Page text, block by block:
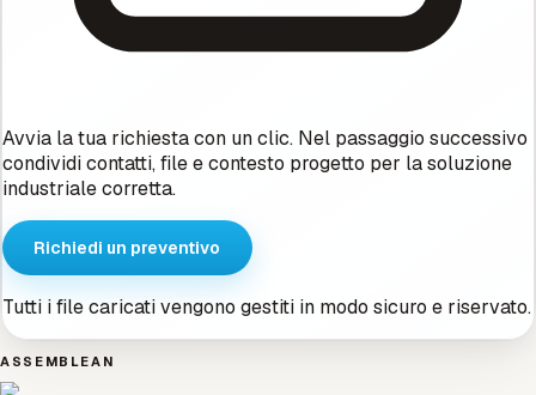
Avvia la tua richiesta con un clic. Nel passaggio successivo
condividi contatti, file e contesto progetto per la soluzione
industriale corretta.
Richiedi un preventivo
Tutti i file caricati vengono gestiti in modo sicuro e riservato.
ASSEMBLEAN